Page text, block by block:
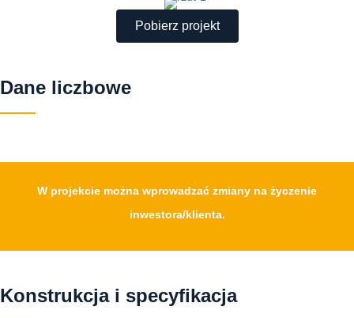
Pobierz projekt
Dane liczbowe
W projekcie można wprowadzać zmiany na życzenie
inwestora/klienta.
Konstrukcja i specyfikacja